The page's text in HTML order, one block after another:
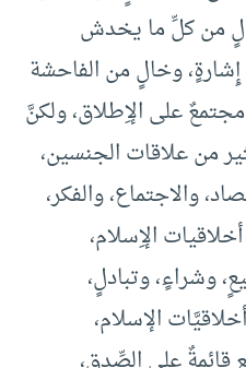
من كلِّ ما يخدش
وخالٍ من الفاحشة
مجتمعٌ على الإِطلاق، ولكنَّ
من علاقات الجنسين،
والاجتماع، والفكر،
الإِسلام،
وشراءٍ، وتبادلٍ،
الإسلام،